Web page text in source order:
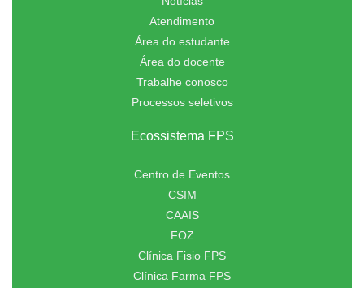
Atendimento
Área do estudante
Área do docente
Trabalhe conosco
Processos seletivos
Ecossistema FPS
Centro de Eventos
CSIM
CAAIS
FOZ
Clínica Fisio FPS
Clínica Farma FPS